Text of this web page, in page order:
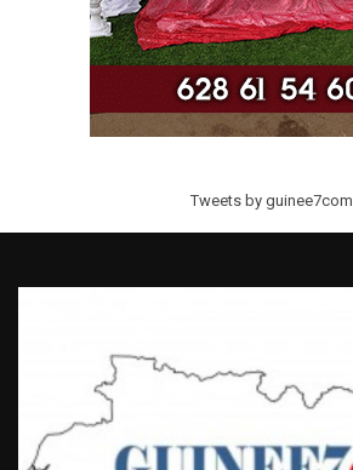
Tweets by guinee7com